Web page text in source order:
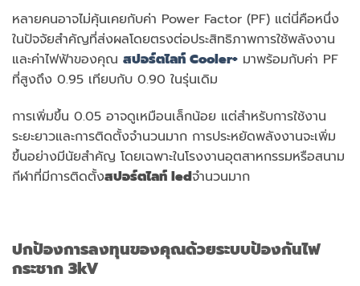
หลายคนอาจไม่คุ้นเคยกับค่า Power Factor (PF) แต่นี่คือหนึ่ง
ในปัจจัยสำคัญที่ส่งผลโดยตรงต่อประสิทธิภาพการใช้พลังงาน
และค่าไฟฟ้าของคุณ สปอร์ตไลท์ Cooler+ มาพร้อมกับค่า PF
ที่สูงถึง 0.95 เทียบกับ 0.90 ในรุ่นเดิม
การเพิ่มขึ้น 0.05 อาจดูเหมือนเล็กน้อย แต่สำหรับการใช้งาน
ระยะยาวและการติดตั้งจำนวนมาก การประหยัดพลังงานจะเพิ่ม
ขึ้นอย่างมีนัยสำคัญ โดยเฉพาะในโรงงานอุตสาหกรรมหรือสนาม
กีฬาที่มีการติดตั้งสปอร์ตไลท์ ledจำนวนมาก
ปกป้องการลงทุนของคุณด้วยระบบป้องกันไฟ
กระชาก 3kV